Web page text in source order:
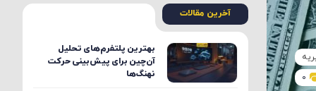
0
آخرین مقالات
بهترین پلتفرم‌های تحلیل
آن‌چین برای پیش‌بینی حرکت
نهنگ‌ها